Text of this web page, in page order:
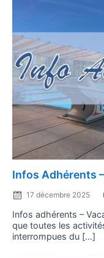
Infos Adhérents
on
17 décembre 2025
Infos adhérents –
que toutes les
interrompues du […]